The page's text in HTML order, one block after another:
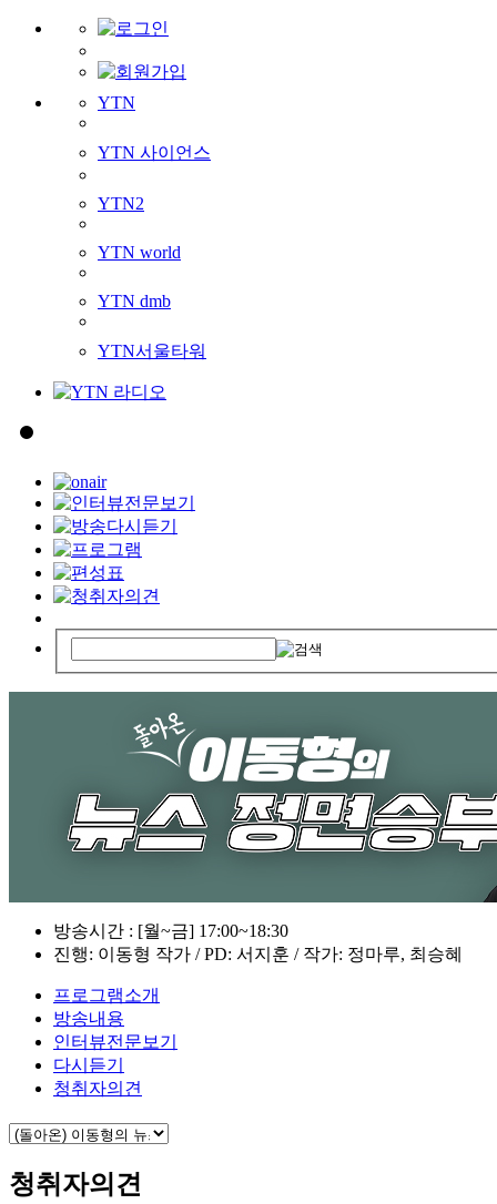
YTN
YTN 사이언스
YTN2
YTN world
YTN dmb
YTN서울타워
방송시간 : [월~금] 17:00~18:30
진행: 이동형 작가 / PD: 서지훈 / 작가: 정마루, 최승혜
프로그램소개
방송내용
인터뷰전문보기
다시듣기
청취자의견
청취자의견